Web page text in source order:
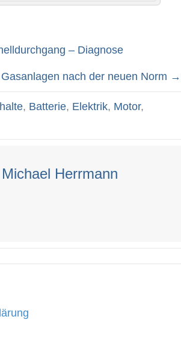
– Diagnose
Gasanlagen nach der neuen Norm →
, Batterie, Elektrik, Motor,
Michael Herrmann